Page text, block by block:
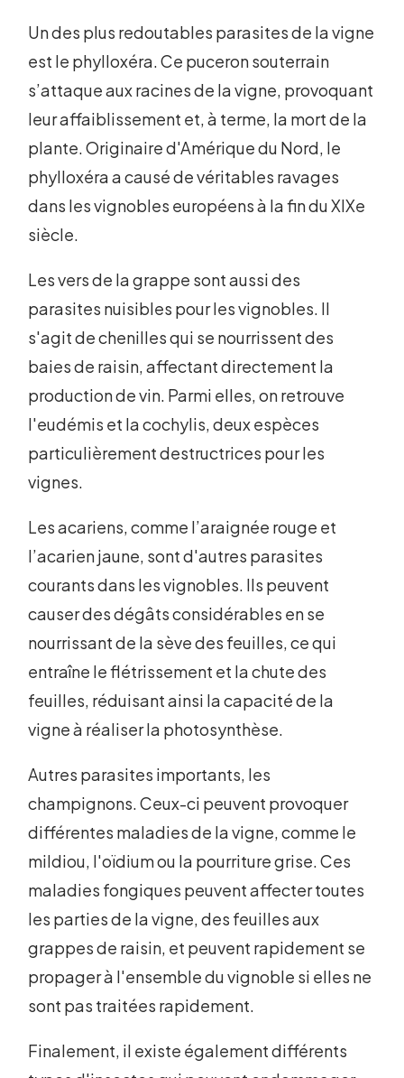
Un des plus redoutables parasites de la vigne
est le phylloxéra. Ce puceron souterrain
s’attaque aux racines de la vigne, provoquant
leur affaiblissement et, à terme, la mort de la
plante. Originaire d'Amérique du Nord, le
phylloxéra a causé de véritables ravages
dans les vignobles européens à la fin du XIXe
siècle.
Les vers de la grappe sont aussi des
parasites nuisibles pour les vignobles. Il
s'agit de chenilles qui se nourrissent des
baies de raisin, affectant directement la
production de vin. Parmi elles, on retrouve
l'eudémis et la cochylis, deux espèces
particulièrement destructrices pour les
vignes.
Les acariens, comme l’araignée rouge et
l’acarien jaune, sont d'autres parasites
courants dans les vignobles. Ils peuvent
causer des dégâts considérables en se
nourrissant de la sève des feuilles, ce qui
entraîne le flétrissement et la chute des
feuilles, réduisant ainsi la capacité de la
vigne à réaliser la photosynthèse.
Autres parasites importants, les
champignons. Ceux-ci peuvent provoquer
différentes maladies de la vigne, comme le
mildiou, l'oïdium ou la pourriture grise. Ces
maladies fongiques peuvent affecter toutes
les parties de la vigne, des feuilles aux
grappes de raisin, et peuvent rapidement se
propager à l'ensemble du vignoble si elles ne
sont pas traitées rapidement.
Finalement, il existe également différents